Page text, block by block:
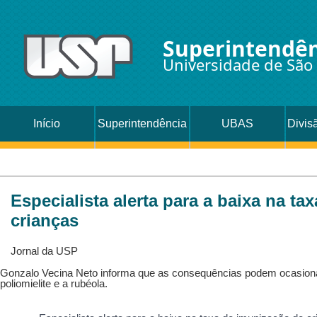
Universidade de
Início Superintendência UBAS
Especialista alerta para a baixa na
crianças
Jornal da USP
Gonzalo Vecina Neto informa que as consequências podem
poliomielite e a rubéola.